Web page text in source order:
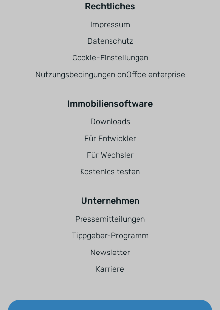
Rechtliches
Impressum
Datenschutz
Cookie-Einstellungen
Nutzungsbedingungen onOffice enterprise
Immobiliensoftware
Downloads
Für Entwickler
Für Wechsler
Kostenlos testen
Unternehmen
Pressemitteilungen
Tippgeber-Programm
Newsletter
Karriere